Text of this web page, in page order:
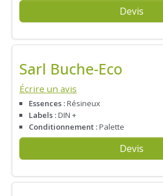
Devis
Sarl Buche-Eco
Écrire un avis
Essences :Résineux
Labels :DIN +
Conditionnement :Palette
Devis